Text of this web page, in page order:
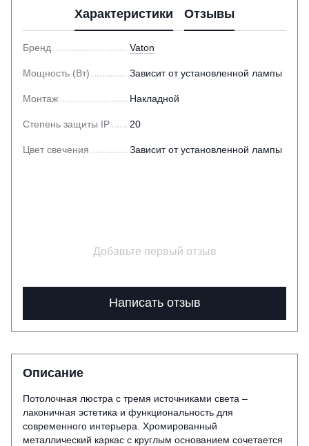
Характеристики Отзывы
Бренд Vaton
Мощность (Вт) Зависит от установленной лампы
Монтаж Накладной
Степень защиты IP 20
Цвет свечения Зависит от установленной лампы
Добавьте первый отзыв
Написать отзыв
Описание
Потолочная люстра с тремя источниками света –
лаконичная эстетика и функциональность для
современного интерьера. Хромированный
металлический каркас с круглым основанием сочетается